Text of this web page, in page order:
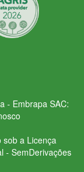
- Embrapa SAC:
a Licença
- SemDerivações